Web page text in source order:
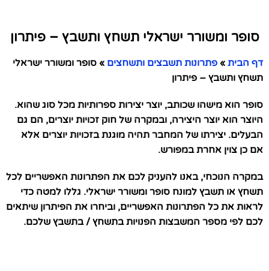
סופר ומשורר ישראלי תשחץ ותשבץ – פיתרון
דף הבית » פתרונות תשבצים ותשחצים » סופר ומשורר ישראלי
תשחץ ותשבץ – פיתרון
סופר הוא מישהו שכותב, יוצר יצירות ספרותיות מכל סוג שהוא.
היוצר הוא יוצר היצירה, ובמקרה של חוק זכויות יוצרים, הם גם
הבעלים. יצירתו של המחבר תהיה מוגנת בזכויות יוצרים אלא
אם כן צוין אחרת במפורש.
במקרה הנוכחי, באנו להעניק לכם את הפתרונות האפשריים לכל
תשחץ או תשבץ למונח סופר ומשורר ישראלי. גללו למטה כדי
לראות את כל הפתרונות האפשריים, וביחרו את הפיתרון שיתאים
לכם לפי מספר המשבצות הפנויות בתשחץ / בתשבץ שלכם.